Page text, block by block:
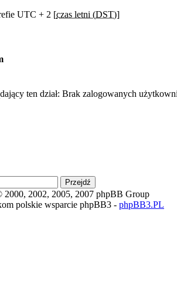
UTC + 2 [czas letni (DST)]
ten dział: Brak zalogowanych
2000, 2002, 2005, 2007 phpBB Group
polskie wsparcie phpBB3 - phpBB3.PL